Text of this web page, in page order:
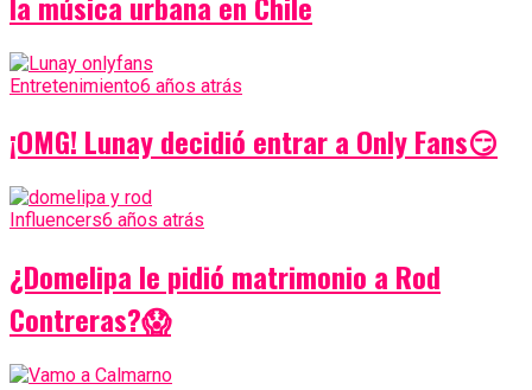
Entretenimiento6 años atrás
¡OMG! Lunay decidió entrar a Only Fans😏
Influencers6 años atrás
¿Domelipa le pidió matrimonio a Rod
Contreras?😱